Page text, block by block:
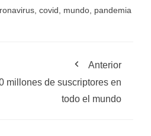
, covid, mundo, pandemia
Anterior
millones de suscriptores en
todo el mundo